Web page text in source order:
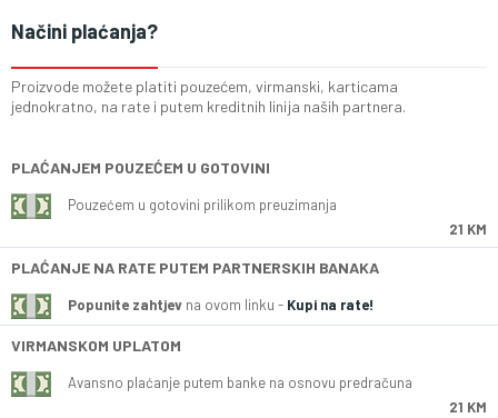
Načini plaćanja?
Proizvode možete platiti pouzećem, virmanski, karticama
jednokratno, na rate i putem kreditnih linija naših partnera.
PLAĆANJEM POUZEĆEM U GOTOVINI
Pouzećem u gotovini prilikom preuzimanja
21 KM
PLAĆANJE NA RATE PUTEM PARTNERSKIH BANAKA
Popunite zahtjev na ovom linku - Kupi na rate!
VIRMANSKOM UPLATOM
Avansno plaćanje putem banke na osnovu predračuna
21 KM